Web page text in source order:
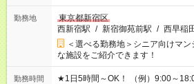
勤務地
東京都新宿区
西新宿駅 / 新宿御苑前駅 / 西早稲
＜選べる勤務地＞シニア向けマ
な施設をご紹介できます！
勤務時間
★1日5時間～OK！ （例）9:00～